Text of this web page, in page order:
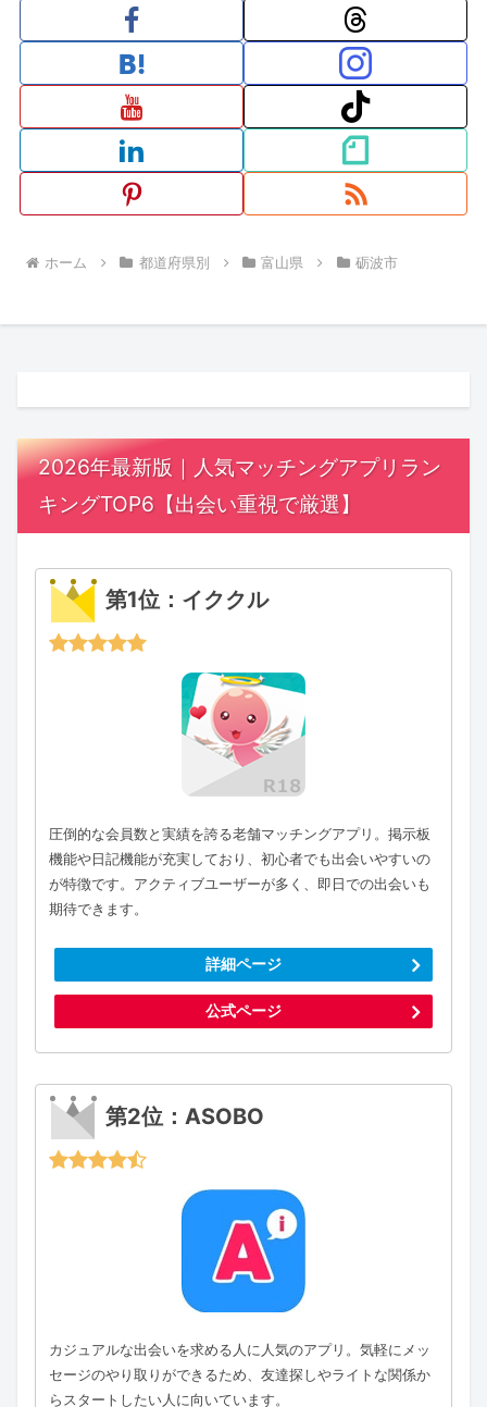
ホーム 都道府県別 富山県 砺波市
2026年最新版｜人気マッチングアプリラン
キングTOP6【出会い重視で厳選】
第1位：イククル
圧倒的な会員数と実績を誇る老舗マッチングアプリ。掲示板
機能や日記機能が充実しており、初心者でも出会いやすいの
が特徴です。アクティブユーザーが多く、即日での出会いも
期待できます。
詳細ページ
公式ページ
第2位：ASOBO
カジュアルな出会いを求める人に人気のアプリ。気軽にメッ
セージのやり取りができるため、友達探しやライトな関係か
らスタートしたい人に向いています。